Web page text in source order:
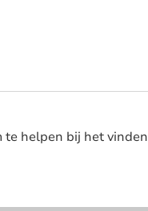
helpen bij het